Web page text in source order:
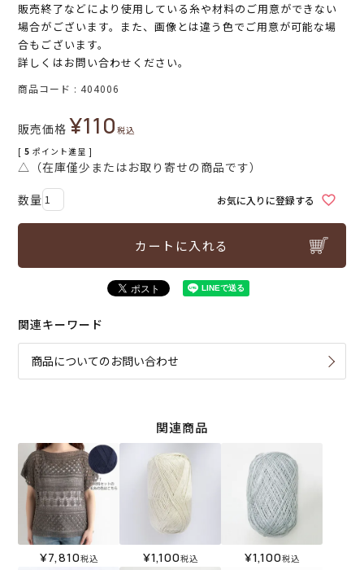
販売終了などにより使用している糸や材料のご用意ができない
場合がございます。また、画像とは違う色でご用意が可能な場
合もございます。
詳しくはお問い合わせください。
商品コード 404006
販売価格 ¥110税込
[ 5 ポイント進呈 ]
△（在庫僅少またはお取り寄せの商品です）
お気に入りに登録する
カートに入れる
関連キーワード
商品についてのお問い合わせ
関連商品
¥7,810税込 ¥1,100税込 ¥1,100税込